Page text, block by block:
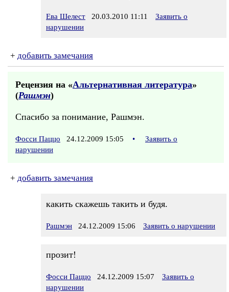
Ева Шелест 20.03.2010 11:11
Заявить о
нарушении
+ добавить замечания
Рецензия на «Альтернативная литература»
(Рашмэн)
Спасибо за понимание, Рашмэн.
Фосси Паццо 24.12.2009 15:05 •
Заявить о
нарушении
+ добавить замечания
какить скажешь такить и будя.
Рашмэн 24.12.2009 15:06 Заявить о нарушении
прозит!
Фосси Паццо 24.12.2009 15:07
Заявить о
нарушении